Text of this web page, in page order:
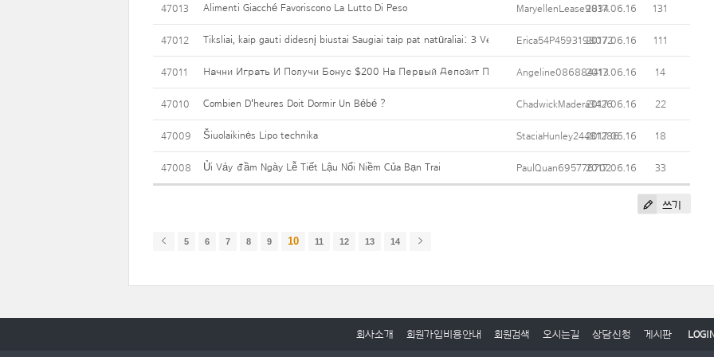
47013 Alimenti Giacché Favoriscono La Lutto Di Peso MaryellenLease98342017.06.16 131
47012 Tiksliai, kaip gauti didesnį biustai Saugiai taip pat natūraliai: 3 Veiksmai, kuriais siekiama glaudesnio puodelis dydis
Erica54P4593198072
2017.06.16 111
47011 Начни Играть И Получи Бонус $200 На Первый Депозит Прямо Сейчас.Angeline0868844132017.06.16 14
47010 Combien D'heures Doit Dormir Un Bébé ? ChadwickMadera3426
2017.06.16 22
47009 Šiuolaikinės Lipo technika StaciaHunley24481286
2017.06.16 18
47008 Ủi Váy đầm Ngày Lễ Tiết Lậu Nổi Niềm Của Bạn Trai PaulQuan6957767022017.06.16 33
쓰기
5 6 7 8 9 10 11 12 13 14
회사소개 회원가입비용안내 회원검색 오시는길 상담신청 게시판